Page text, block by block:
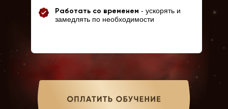
Работать со временем - ускорять и
замедлять по необходимости